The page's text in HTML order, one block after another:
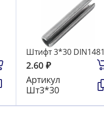
Штифт 3*30 DIN1481
2.60₽
Артикул
Шт3*30